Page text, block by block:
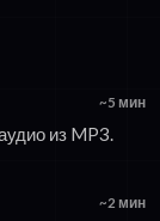
~5 мин
из MP3.
~2 мин